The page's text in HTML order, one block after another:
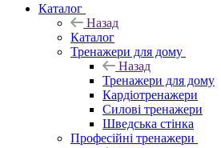
Каталог
Назад
Каталог
Тренажери для дому
Назад
Тренажери для дому
Кардіотренажери
Силові тренажери
Шведська стінка
Професійні тренажери